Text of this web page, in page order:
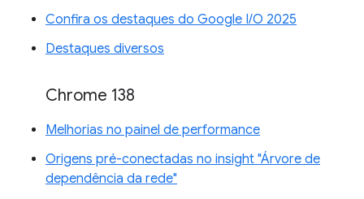
Confira os destaques do Google I/O 2025
Destaques diversos
Chrome 138
Melhorias no painel de performance
Origens pré-conectadas no insight "Árvore de
dependência da rede"